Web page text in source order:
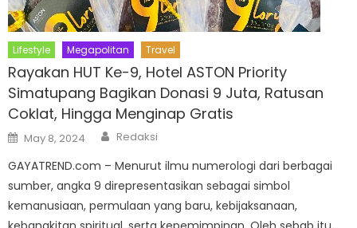
Lifestyle Megapolitan Travel
Rayakan HUT Ke-9, Hotel ASTON Priority
Simatupang Bagikan Donasi 9 Juta, Ratusan
Coklat, Hingga Menginap Gratis
Posted
on
May 8, 2024 Author
Redaksi
GAYATREND.com – Menurut ilmu numerologi dari berbagai
sumber, angka 9 direpresentasikan sebagai simbol
kemanusiaan, permulaan yang baru, kebijaksanaan,